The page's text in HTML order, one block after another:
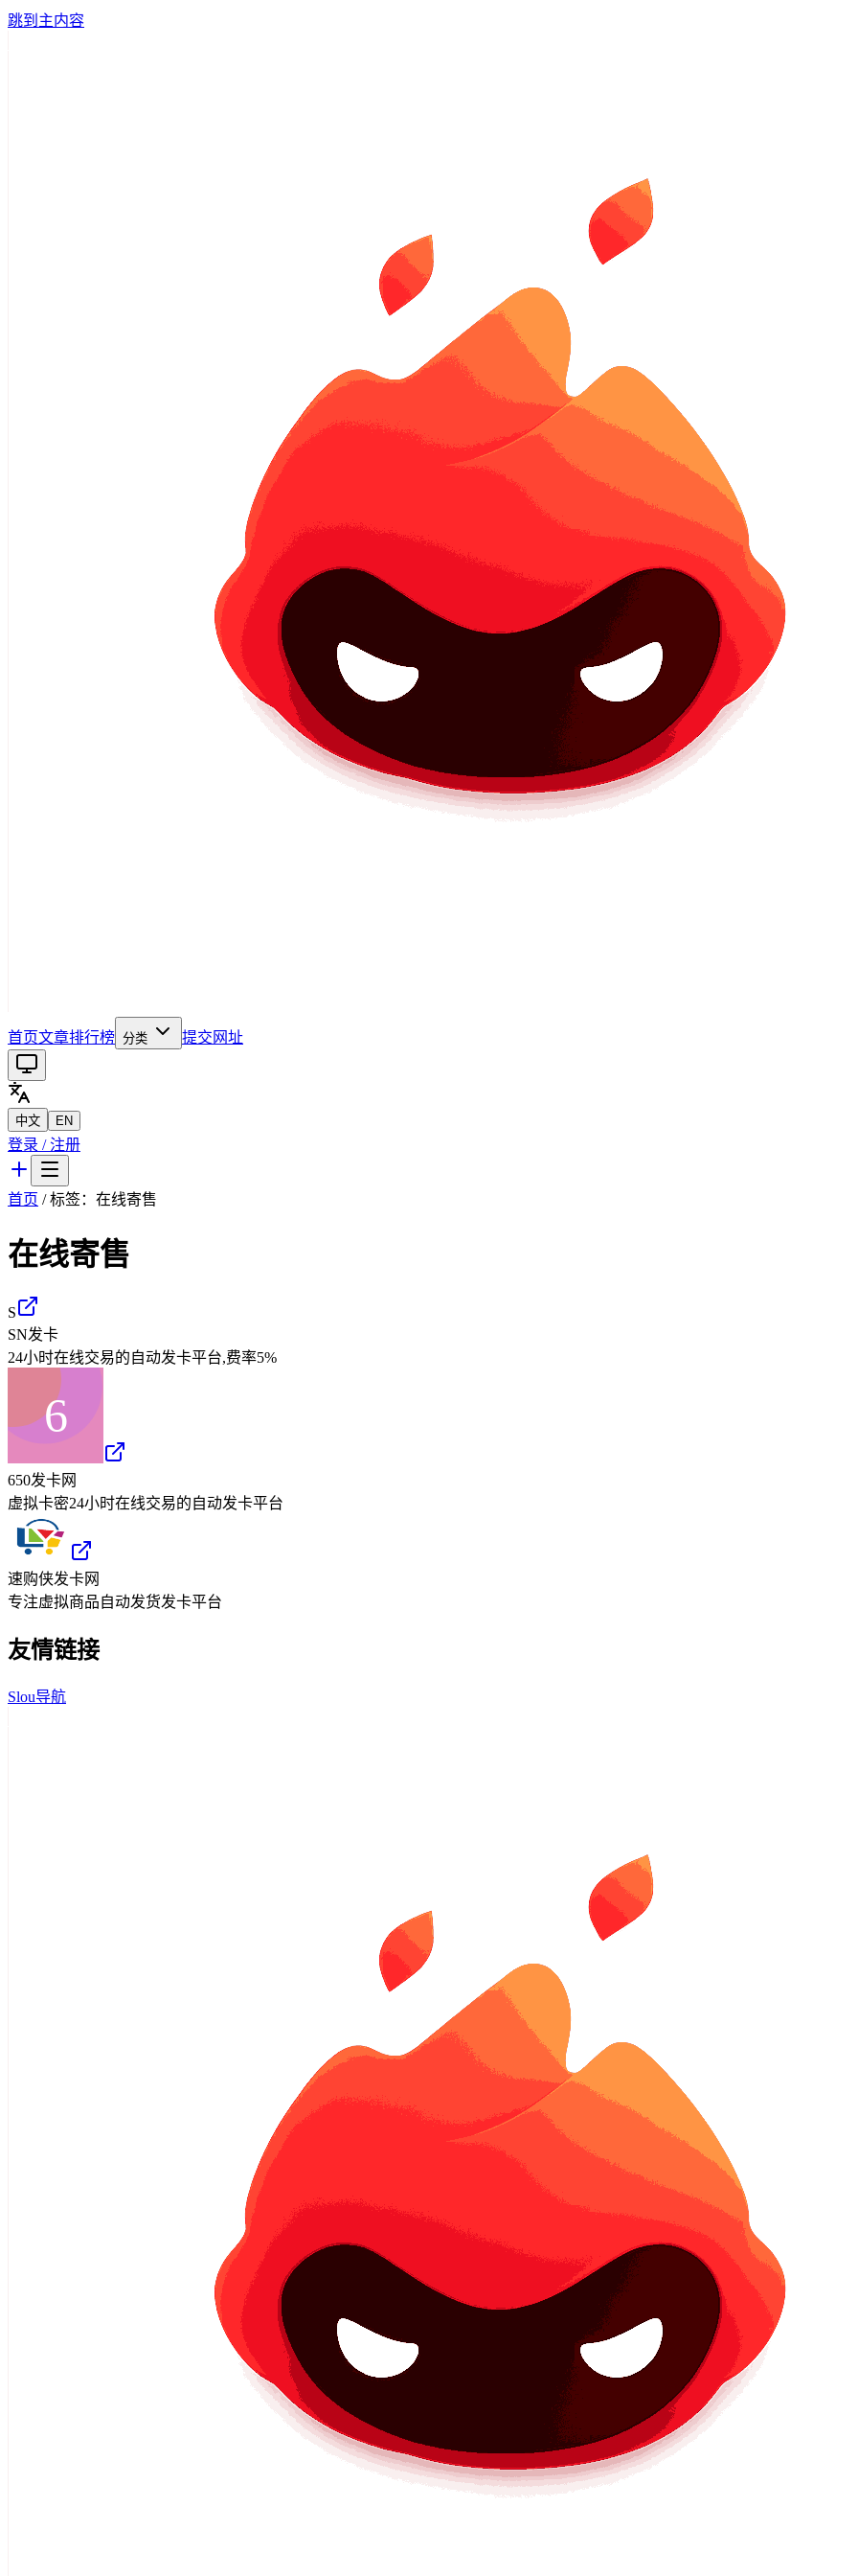
跳到主内容
首页文章排行榜 分类 提交网址
中文 EN
登录 / 注册
首页 / 标签： 在线寄售
在线寄售
S
SN发卡
24小时在线交易的自动发卡平台,费率5%
650发卡网
虚拟卡密24小时在线交易的自动发卡平台
速购侠发卡网
专注虚拟商品自动发货发卡平台
友情链接
Slou导航